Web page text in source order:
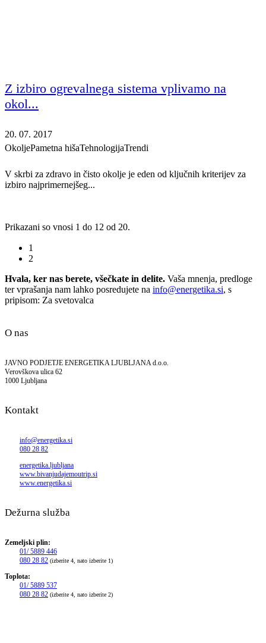
Z izbiro ogrevalnega sistema vplivamo na
okol...
20. 07. 2017
OkoljePametna hišaTehnologijaTrendi
V skrbi za zdravo in čisto okolje je eden od ključnih kriterijev za
izbiro najprimernejšeg...
Prikazani so vnosi 1 do 12 od 20.
1
2
Hvala, ker nas berete, všečkate in delite. Vaša mnenja, predloge
ter vprašanja nam lahko posredujete na info@energetika.si, s
pripisom: Za svetovalca
O nas
JAVNO PODJETJE ENERGETIKA LJUBLJANA d.o.o.
Verovškova ulica 62
1000 Ljubljana
Kontakt
info@energetika.si
080 28 82
energetika.ljubljana
www.bivanjudajemoutrip.si
www.energetika.si
Dežurna služba
Zemeljski plin:
01/ 5889 446
080 28 82 (izberite 4, nato izberite 1)
Toplota:
01/ 5889 537
080 28 82 (izberite 4, nato izberite 2)